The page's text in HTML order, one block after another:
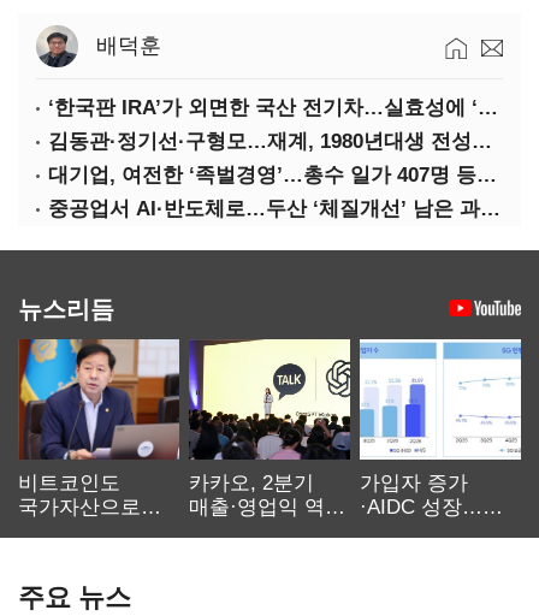
배덕훈
‘한국판 IRA’가 외면한 국산 전기차…실효성에 ‘의문’
김동관·정기선·구형모…재계, 1980년대생 전성시대
대기업, 여전한 ‘족벌경영’…총수 일가 407명 등기임원
중공업서 AI·반도체로…두산 ‘체질개선’ 남은 과제는
뉴스리듬
비트코인도
국가자산으로…'
카카오, 2분기
매출·영업익 역대
가입자 증가
·AIDC 성장…
주요 뉴스